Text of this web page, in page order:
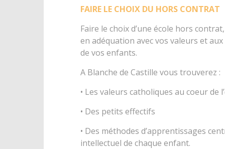
FAIRE LE CHOIX DU HORS CONTRAT
Faire le choix d’une école hors
en adéquation avec vos valeurs et
de vos enfants.
A Blanche de Castille vous trouverez :
• Les valeurs catholiques au coeur de
• Des petits effectifs
• Des méthodes d’apprentissages
intellectuel de chaque enfant.